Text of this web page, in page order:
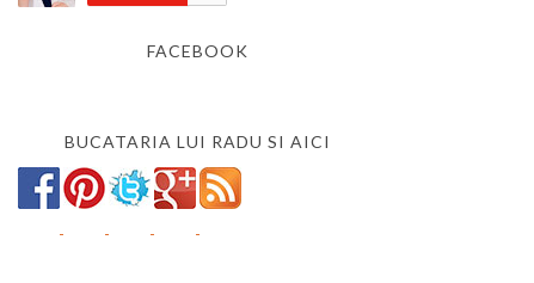
FACEBOOK
BUCATARIA LUI RADU SI AICI